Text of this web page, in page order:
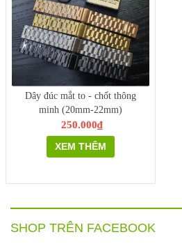
Dây đúc mắt to - chốt thông
minh (20mm-22mm)
250.000₫
XEM THÊM
SHOP TRÊN FACEBOOK